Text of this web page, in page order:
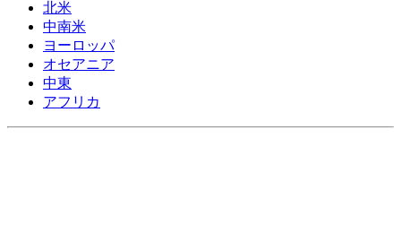
北米
中南米
ヨーロッパ
オセアニア
中東
アフリカ